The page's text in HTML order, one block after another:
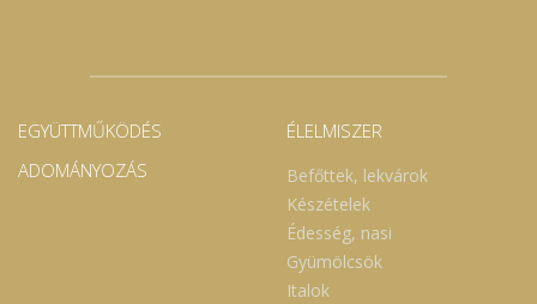
EGYÜTTMŰKÖDÉS
ADOMÁNYOZÁS
ÉLELMISZER
Befőttek, lekvárok
Készételek
Édesség, nasi
Gyümölcsök
Italok